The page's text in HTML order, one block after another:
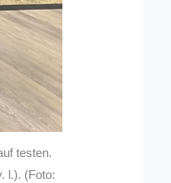
testen.
l.). (Foto: